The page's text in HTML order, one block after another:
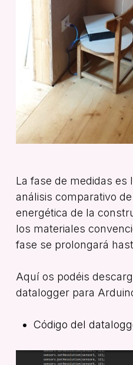
La fase de medidas es
análisis comparativo
energética de la
los materiales
fase se prolongará
Aquí os podéis
datalogger para
Código del